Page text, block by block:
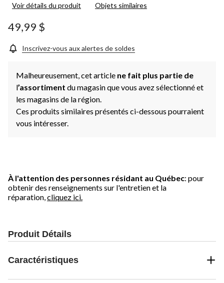
Voir détails du produit Objets similaires
49,99 $
Inscrivez-vous aux alertes de soldes
Malheureusement, cet article ne fait plus partie de
l’assortiment du magasin que vous avez sélectionné et
les magasins de la région.
Ces produits similaires présentés ci-dessous pourraient
vous intéresser.
À l'attention des personnes résidant au Québec: pour
obtenir des renseignements sur l'entretien et la
réparation, cliquez ici.
Produit Détails
Caractéristiques